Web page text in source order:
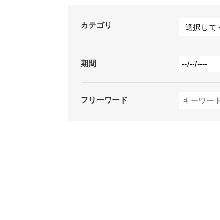
カテゴリ
期間
フリーワード